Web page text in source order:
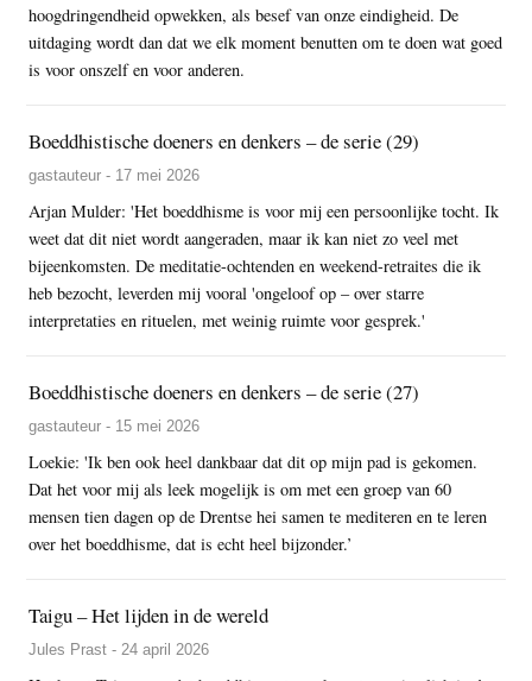
hoogdringendheid opwekken, als besef van onze eindigheid. De
uitdaging wordt dan dat we elk moment benutten om te doen wat goed
is voor onszelf en voor anderen.
Boeddhistische doeners en denkers – de serie (29)
gastauteur - 17 mei 2026
Arjan Mulder: 'Het boeddhisme is voor mij een persoonlijke tocht. Ik
weet dat dit niet wordt aangeraden, maar ik kan niet zo veel met
bijeenkomsten. De meditatie-ochtenden en weekend-retraites die ik
heb bezocht, leverden mij vooral 'ongeloof op – over starre
interpretaties en rituelen, met weinig ruimte voor gesprek.'
Boeddhistische doeners en denkers – de serie (27)
gastauteur - 15 mei 2026
Loekie: 'Ik ben ook heel dankbaar dat dit op mijn pad is gekomen.
Dat het voor mij als leek mogelijk is om met een groep van 60
mensen tien dagen op de Drentse hei samen te mediteren en te leren
over het boeddhisme, dat is echt heel bijzonder.’
Taigu – Het lijden in de wereld
Jules Prast - 24 april 2026